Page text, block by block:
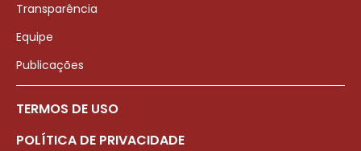
Transparência
Equipe
Publicações
TERMOS DE USO
POLÍTICA DE PRIVACIDADE